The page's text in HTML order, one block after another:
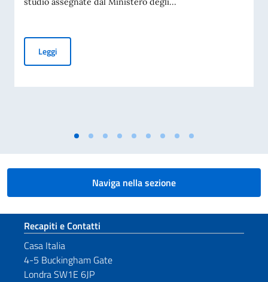
LeggiGraduatoria borse di studio MAECI 2026/27
Naviga nella sezione
Sezione footer
Recapiti e Contatti
Casa Italia
4-5 Buckingham Gate
Londra SW1E 6JP